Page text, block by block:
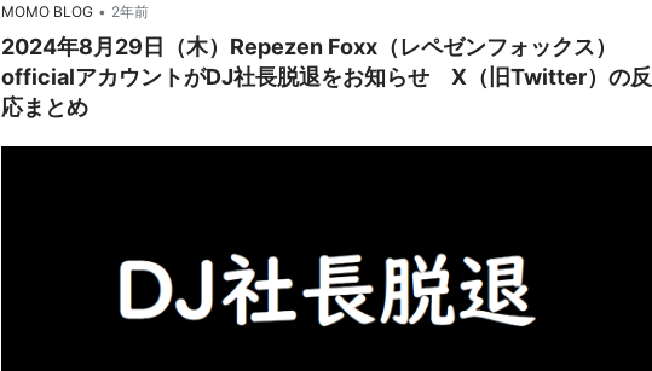
MOMO BLOG • 2年前
2024年8月29日（木）Repezen Foxx（レペゼンフォックス）
officialアカウントがDJ社長脱退をお知らせ X（旧Twitter）の反
応まとめ